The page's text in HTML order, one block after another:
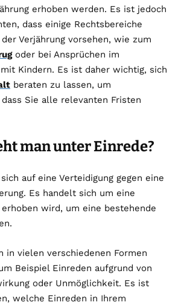
erhoben werden. Es ist jedoch
dass einige Rechtsbereiche
Verjährung vorsehen, wie zum
oder bei Ansprüchen im
Kindern. Es ist daher wichtig, sich
beraten zu lassen, um
Sie alle relevanten Fristen
man unter Einrede?
auf eine Verteidigung gegen eine
Es handelt sich um eine
erhoben wird, um eine bestehende
in vielen verschiedenen Formen
Beispiel Einreden aufgrund von
oder Unmöglichkeit. Es ist
welche Einreden in Ihrem